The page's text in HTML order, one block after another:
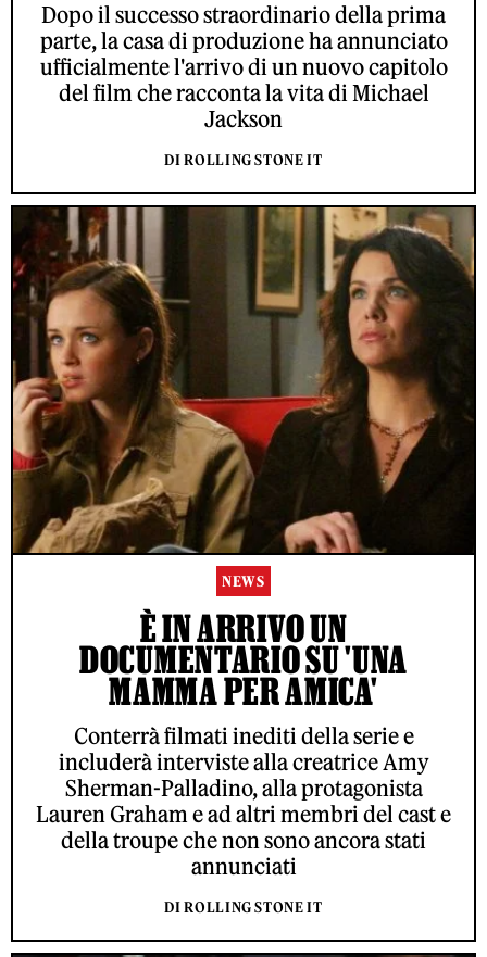
Dopo il successo straordinario della prima
parte, la casa di produzione ha annunciato
ufficialmente l'arrivo di un nuovo capitolo
del film che racconta la vita di Michael
Jackson
DI ROLLING STONE IT
NEWS
È IN ARRIVO UN
DOCUMENTARIO SU 'UNA
MAMMA PER AMICA'
Conterrà filmati inediti della serie e
includerà interviste alla creatrice Amy
Sherman-Palladino, alla protagonista
Lauren Graham e ad altri membri del cast e
della troupe che non sono ancora stati
annunciati
DI ROLLING STONE IT